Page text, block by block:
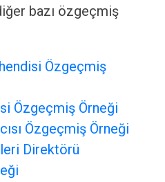
bazı özgeçmiş
Özgeçmiş
Özgeçmiş Örneği
Özgeçmiş Örneği
Direktörü